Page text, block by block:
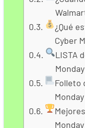
¿Qué
Cyber
LISTA
Folleto